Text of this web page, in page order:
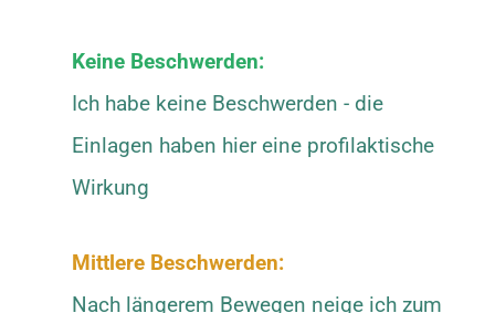
Keine Beschwerden:
Ich habe keine Beschwerden - die
Einlagen haben hier eine profilaktische
Wirkung
Mittlere Beschwerden:
Nach längerem Bewegen neige ich zum